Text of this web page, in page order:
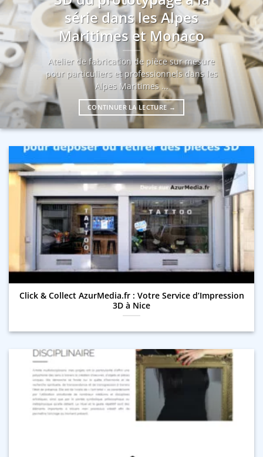
série dans les Alpes
Maritimes et Monaco
Atelier de fabrication de pièce sur mesure
pour particuliers et professionnels dans les
Alpes Maritimes ...
CONTINUER LA LECTURE →
Click & Collect AzurMedia.fr : Votre Service d’Impression
3D à Nice